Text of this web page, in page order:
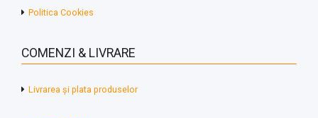
Politica Cookies
COMENZI & LIVRARE
Livrarea și plata produselor